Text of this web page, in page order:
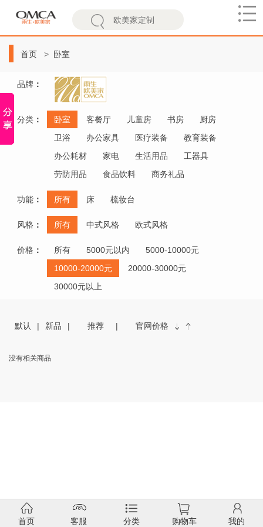
欧
首页 卧室
品牌 ：
分类 ： 卧室 客餐厅 儿童房 书房
厨房
卫浴
办公家具 医疗装备
教育装备
办公耗材
家电 生活用品
工器具
劳防用品
食品饮料 商务礼品
功能 ： 所有 床 梳妆台
风格 ： 所有 中式风格 欧式风格
价格 ： 所有 5000元以内
5000-10000元
10000-20000元
20000-30000元
30000元以上
默认 新品 推荐 官网价格
没有相关商品
首页 客服 分类 购物车 我的